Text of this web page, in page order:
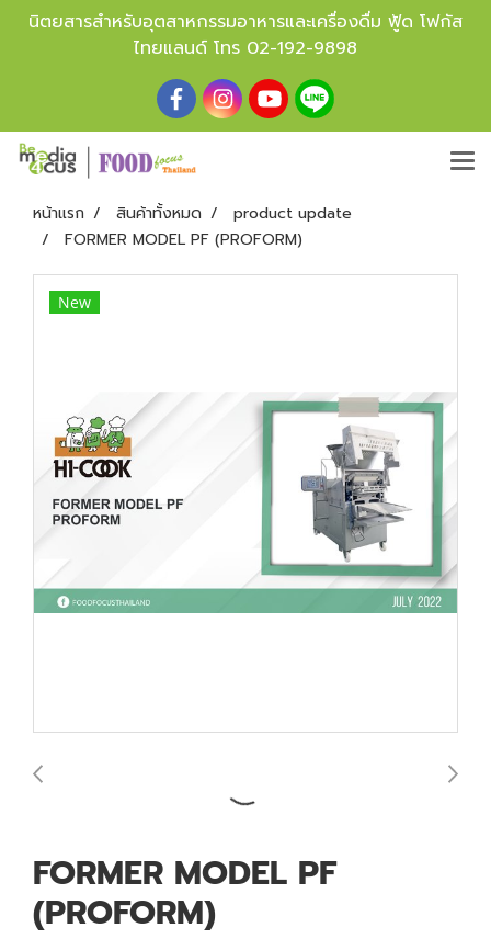
นิตยสารสำหรับอุตสาหกรรมอาหารและเครื่องดื่ม ฟู้ด โฟกัส
ไทยแลนด์ โทร 02-192-9898
หน้าแรก สินค้าทั้งหมด
product update
FORMER MODEL PF (PROFORM)
New
FORMER MODEL PF
(PROFORM)